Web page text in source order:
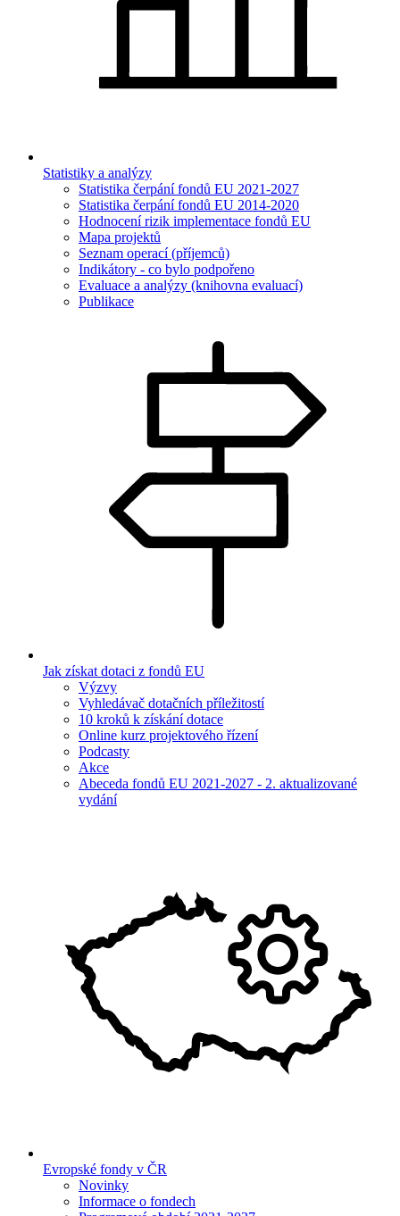
Statistiky a analýzy
Statistika čerpání fondů EU 2021-2027
Statistika čerpání fondů EU 2014-2020
Hodnocení rizik implementace fondů EU
Mapa projektů
Seznam operací (příjemců)
Indikátory - co bylo podpořeno
Evaluace a analýzy (knihovna evaluací)
Publikace
Jak získat dotaci z fondů EU
Výzvy
Vyhledávač dotačních příležitostí
10 kroků k získání dotace
Online kurz projektového řízení
Podcasty
Akce
Abeceda fondů EU 2021-2027 - 2. aktualizované
vydání
Evropské fondy v ČR
Novinky
Informace o fondech